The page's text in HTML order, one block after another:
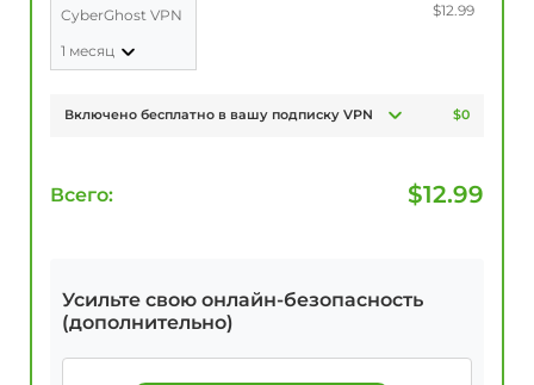
CyberGhost VPN
1 месяц
$12.99
Включено бесплатно в вашу подписку VPN $0
Всего: $12.99
Усильте свою онлайн-безопасность
(дополнительно)